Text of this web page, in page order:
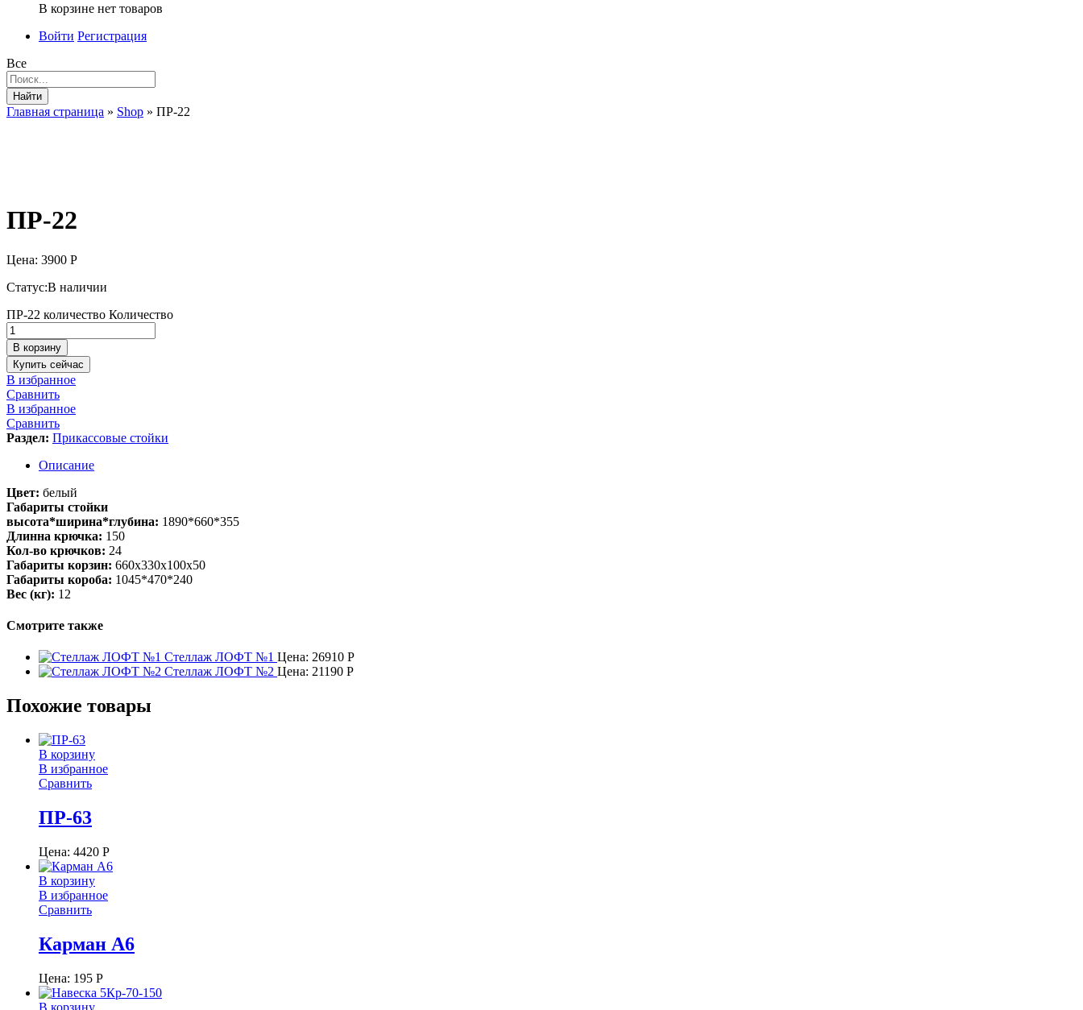
В корзине нет товаров
Войти Регистрация
Все
Найти
Главная страница » Shop » ПР-22
ПР-22
Цена: 3900 Р
Статус:В наличии
ПР-22 количество Количество
В корзину
Купить сейчас
В избранное
Сравнить
В избранное
Сравнить
Раздел: Прикассовые стойки
Описание
Цвет: белый
Габариты стойки
высота*ширина*глубина: 1890*660*355
Длинна крючка: 150
Кол-во крючков: 24
Габариты корзин: 660х330х100х50
Габариты короба: 1045*470*240
Вес (кг): 12
Смотрите также
Стеллаж ЛОФТ №1 Цена: 26910 Р
Стеллаж ЛОФТ №2 Цена: 21190 Р
Похожие товары
В корзину
В избранное
Сравнить
ПР-63
Цена: 4420 Р
В корзину
В избранное
Сравнить
Карман А6
Цена: 195 Р
В корзину